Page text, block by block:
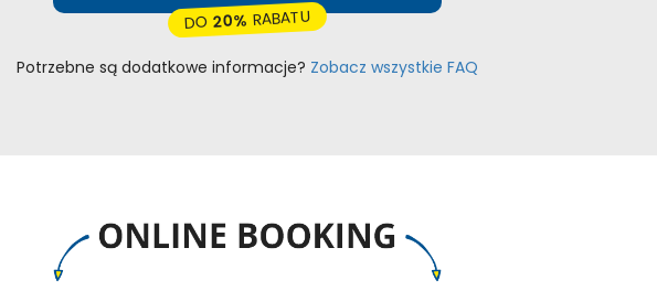
DO20% RABATU
Potrzebne są dodatkowe informacje? Zobacz wszystkie FAQ